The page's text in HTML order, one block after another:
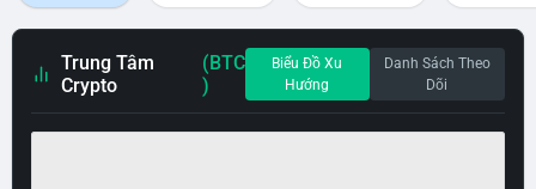
Trung Tâm
Crypto
(BTC
)
Biểu Đồ Xu
Hướng
Danh Sách Theo
Dõi